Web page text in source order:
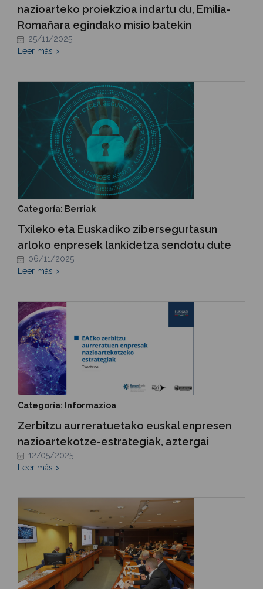
nazioarteko proiekzioa indartu du, Emilia-
Romañara egindako misio batekin
25/11/2025
Leer más >
Categoría: Berriak
Txileko eta Euskadiko zibersegurtasun
arloko enpresek lankidetza sendotu dute
06/11/2025
Leer más >
Categoría: Informazioa
Zerbitzu aurreratuetako euskal enpresen
nazioartekotze-estrategiak, aztergai
12/05/2025
Leer más >